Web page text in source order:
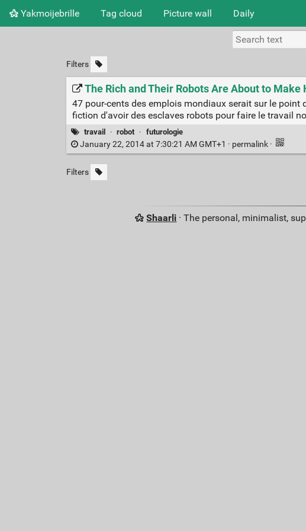
Yakmoijebrille Tag cloud Picture wall Daily
Filters
The Rich and Their Robots Are About to
47 pour-cents des emplois mondiaux serait sur le point
fiction d'avoir des esclaves robots pour faire le travail
travail · robot · futurologie
January 22, 2014 at 7:30:21 AM GMT+1 · permalink ·
Filters
Shaarli · The personal, minimalist,